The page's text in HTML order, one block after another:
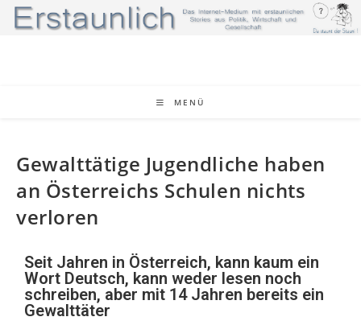
MENÜ
Gewalttätige Jugendliche haben
an Österreichs Schulen nichts
verloren
Seit Jahren in Österreich, kann kaum ein
Wort Deutsch, kann weder lesen noch
schreiben, aber mit 14 Jahren bereits ein
Gewalttäter